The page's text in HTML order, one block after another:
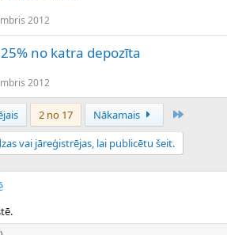
2012
no katra depozīta
2012
2 no 17 Nākamais
vai jāreģistrējas, lai publicētu šeit.